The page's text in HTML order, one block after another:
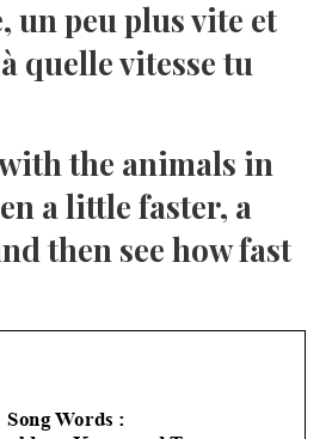
un peu plus vite et
quelle vitesse tu
the animals in
a little faster, a
then see how fast